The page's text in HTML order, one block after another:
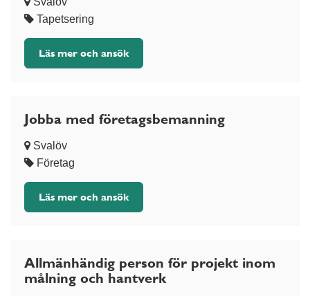
Tapetsering
Läs mer och ansök
Jobba med företagsbemanning
Svalöv
Företag
Läs mer och ansök
Allmänhändig person för projekt inom
målning och hantverk